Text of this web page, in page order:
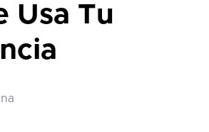
Usa Tu